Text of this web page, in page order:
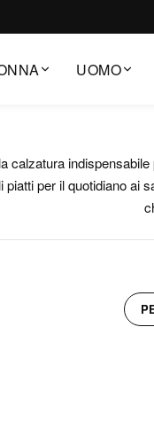
UOMO
calzatura
piatti per il quotidiano ai